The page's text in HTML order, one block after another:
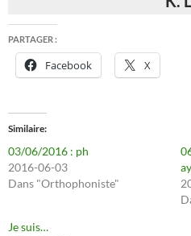
PARTAGER :
Facebook X
Similaire
03/06/2016 : ph
2016-06-03
Dans "Orthophoniste"
Je suis…